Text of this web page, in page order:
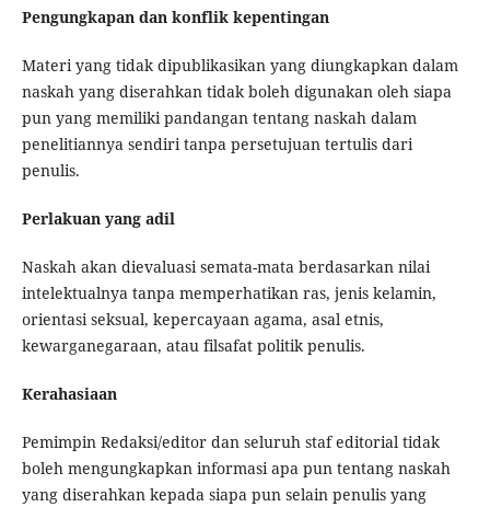
Pengungkapan dan konflik kepentingan
Materi yang tidak dipublikasikan yang diungkapkan dalam
naskah yang diserahkan tidak boleh digunakan oleh siapa
pun yang memiliki pandangan tentang naskah dalam
penelitiannya sendiri tanpa persetujuan tertulis dari
penulis.
Perlakuan yang adil
Naskah akan dievaluasi semata-mata berdasarkan nilai
intelektualnya tanpa memperhatikan ras, jenis kelamin,
orientasi seksual, kepercayaan agama, asal etnis,
kewarganegaraan, atau filsafat politik penulis.
Kerahasiaan
Pemimpin Redaksi/editor dan seluruh staf editorial tidak
boleh mengungkapkan informasi apa pun tentang naskah
yang diserahkan kepada siapa pun selain penulis yang